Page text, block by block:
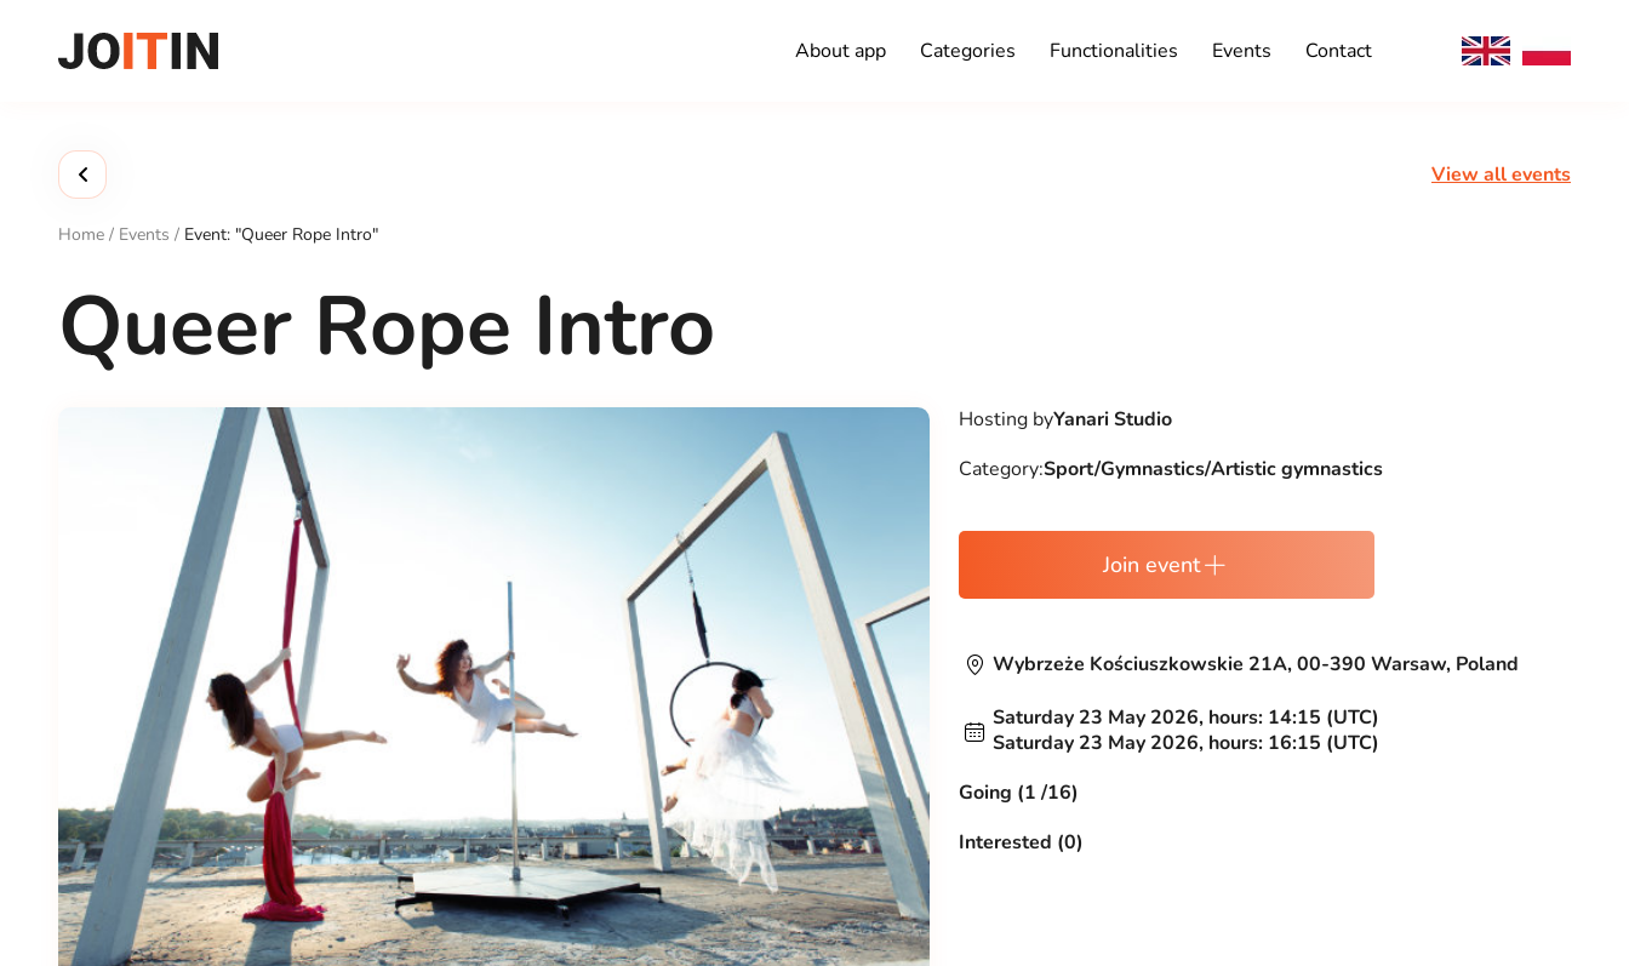
content
About app Categories Functionalities Events Contact
View all events
Home / Events / Event: "Queer Rope Intro"
Queer Rope Intro
Hosting byYanari Studio
Category:Sport/Gymnastics/Artistic gymnastics
Join event
Wybrzeże Kościuszkowskie 21A, 00-390 Warsaw, Poland
Saturday 23 May 2026, hours: 14:15 (UTC)
Saturday 23 May 2026, hours: 16:15 (UTC)
Going (1 /16)
Interested (0)